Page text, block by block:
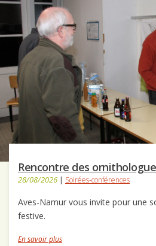
Rencontre des
28/08/2026 | Soirées-conférences
Aves-Namur vous invite pour une
festive.
En savoir plus